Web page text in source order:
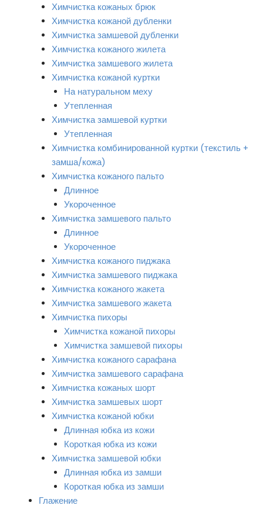
Химчистка кожаных брюк
Химчистка кожаной дубленки
Химчистка замшевой дубленки
Химчистка кожаного жилета
Химчистка замшевого жилета
Химчистка кожаной куртки
На натуральном меху
Утепленная
Химчистка замшевой куртки
Утепленная
Химчистка комбинированной куртки (текстиль +
замша/кожа)
Химчистка кожаного пальто
Длинное
Укороченное
Химчистка замшевого пальто
Длинное
Укороченное
Химчистка кожаного пиджака
Химчистка замшевого пиджака
Химчистка кожаного жакета
Химчистка замшевого жакета
Химчистка пихоры
Химчистка кожаной пихоры
Химчистка замшевой пихоры
Химчистка кожаного сарафана
Химчистка замшевого сарафана
Химчистка кожаных шорт
Химчистка замшевых шорт
Химчистка кожаной юбки
Длинная юбка из кожи
Короткая юбка из кожи
Химчистка замшевой юбки
Длинная юбка из замши
Короткая юбка из замши
Глажение